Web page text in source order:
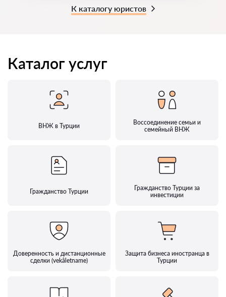
К каталогу юристов
Каталог услуг
ВНЖ в Турции
Воссоединение семьи и
семейный ВНЖ
Гражданство Турции
Гражданство Турции за
инвестиции
Доверенность и дистанционные
сделки (vekâletname)
Защита бизнеса иностранца в
Турции